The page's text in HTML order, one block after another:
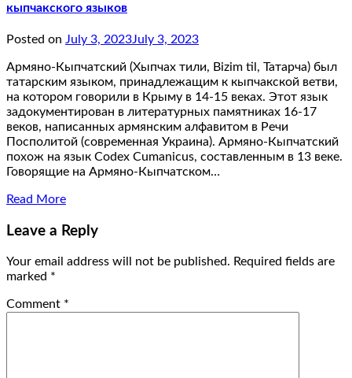
кыпчакского языков
Posted on July 3, 2023July 3, 2023
Армяно-Кыпчатский (Хыпчах тили, Bizim til, Татарча) был
татарским языком, принадлежащим к кыпчакской ветви,
на котором говорили в Крыму в 14-15 веках. Этот язык
задокументирован в литературных памятниках 16-17
веков, написанных армянским алфавитом в Речи
Посполитой (современная Украина). Армяно-Кыпчатский
похож на язык Codex Cumanicus, составленным в 13 веке.
Говорящие на Армяно-Кыпчатском…
Read More
Leave a Reply
Your email address will not be published. Required fields are
marked *
Comment *